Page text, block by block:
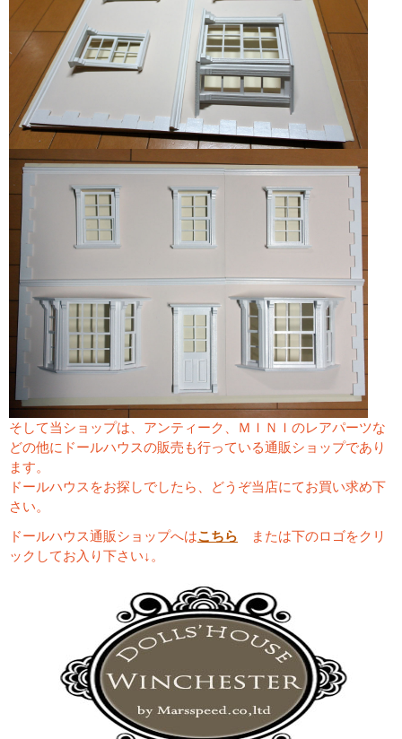
そして当ショップは、アンティーク、ＭＩＮＩのレアパーツな
どの他にドールハウスの販売も行っている通販ショップであり
ます。
ドールハウスをお探しでしたら、どうぞ当店にてお買い求め下
さい。
ドールハウス通販ショップへはこちら または下のロゴをクリ
ックしてお入り下さい↓。